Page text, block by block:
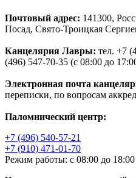
Почтовый адрес: 141300,
Посад, Свято-Троицкая
Канцелярия Лавры: тел. +7
(496) 547-70-35 (с 08:00 до
Электронная почта
переписки, по вопросам
Паломнический центр:
+7 (496) 540-57-21
+7 (910) 471-01-70
Режим работы: с 08:00 до 18:00